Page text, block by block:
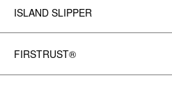
ISLAND SLIPPER
FIRSTRUST®